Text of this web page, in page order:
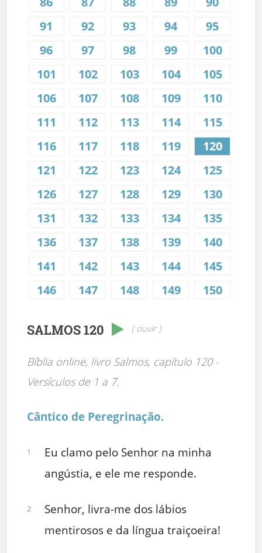
91
92 93 94
95
96
97 98 99
100
101
102 103 104
105
106
107 108 109
110
111
112 113 114
115
116
117 118 119
120
121
122 123 124
125
126
127 128 129
130
131
132 133 134
135
136
137 138 139
140
141
142 143 144
145
146
147 148 149 150
SALMOS 120 ( ouvir )
Bíblia online, livro Salmos, capítulo 120 -
Versículos de 1 a 7.
Cântico de Peregrinação.
1
Eu clamo pelo Senhor na minha
angústia, e ele me responde.
2
Senhor, livra-me dos lábios
mentirosos e da língua traiçoeira!